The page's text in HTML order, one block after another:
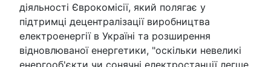
діяльності Єврокомісії, який полягає у
підтримці децентралізації виробництва
електроенергії в Україні та розширення
відновлюваної енергетики, "оскільки невеликі
енергооб'єкти чи сонячні електростанції легше